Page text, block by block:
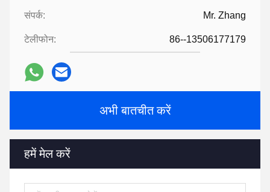
संपर्क: Mr. Zhang
टेलीफोन: 86--13506177179
अभी बातचीत करें
हमें मेल करें